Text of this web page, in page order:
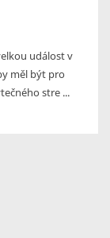
událost v
měl být pro
stre ...